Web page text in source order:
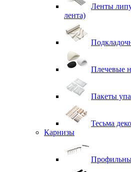
Ленты
лента)
Плечевые
Пакеты
Тесьма
Карнизы